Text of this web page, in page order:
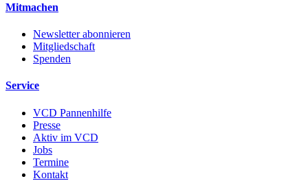
Mitmachen
Newsletter abonnieren
Mitgliedschaft
Spenden
Service
VCD Pannenhilfe
Presse
Aktiv im VCD
Jobs
Termine
Kontakt